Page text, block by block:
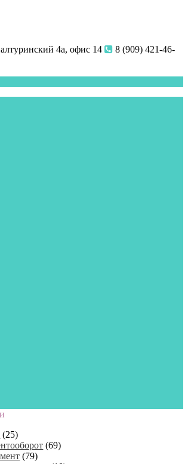
4а, офис 14
8 (909) 421-46-
(25)
(69)
(79)